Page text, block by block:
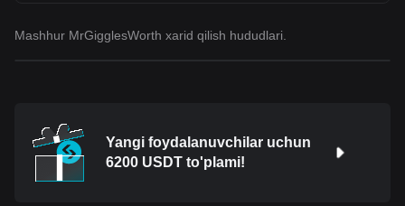
Mashhur MrGigglesWorth xarid qilish hududlari.
Yangi foydalanuvchilar uchun
6200 USDT to'plami!